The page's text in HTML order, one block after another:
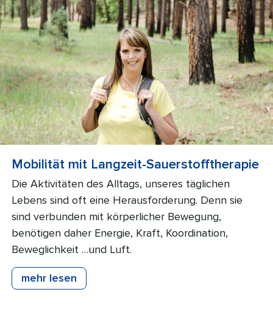
Mobilität mit Langzeit-Sauerstofftherapie
Die Aktivitäten des Alltags, unseres täglichen
Lebens sind oft eine Herausforderung. Denn sie
sind verbunden mit körperlicher Bewegung,
benötigen daher Energie, Kraft, Koordination,
Beweglichkeit …und Luft.
mehr lesen